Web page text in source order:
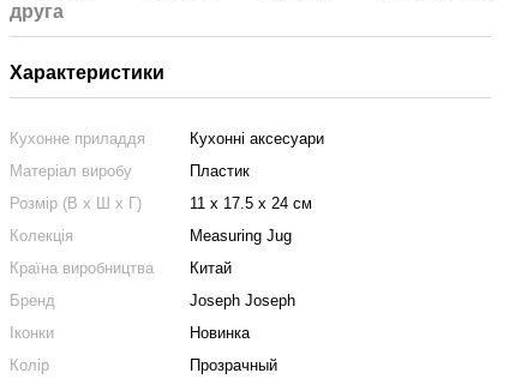
друга
Характеристики
Кухонне приладдя
Кухонні аксесуари
Матеріал виробу
Пластик
Розмір (В х Ш х Г)
11 x 17.5 x 24 см
Колекція
Measuring Jug
Країна виробництва
Китай
Бренд
Joseph Joseph
Іконки
Новинка
Колір
Прозрачный